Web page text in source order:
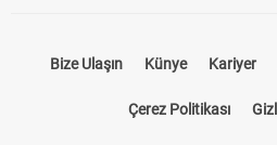
Bize Ulaşın Künye Kariyer
Çerez Politikası